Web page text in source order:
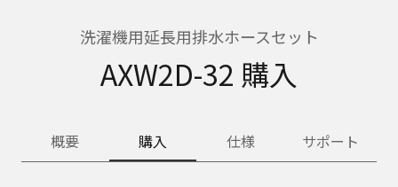
洗濯機用延長用排水ホースセット
AXW2D-32 購入
概要 購入 仕様 サポート